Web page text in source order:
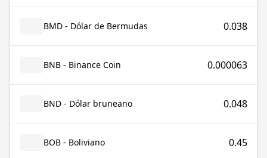
BMD - Dólar de Bermudas 0.038
BNB - Binance Coin 0.000063
BND - Dólar bruneano 0.048
BOB - Boliviano 0.45